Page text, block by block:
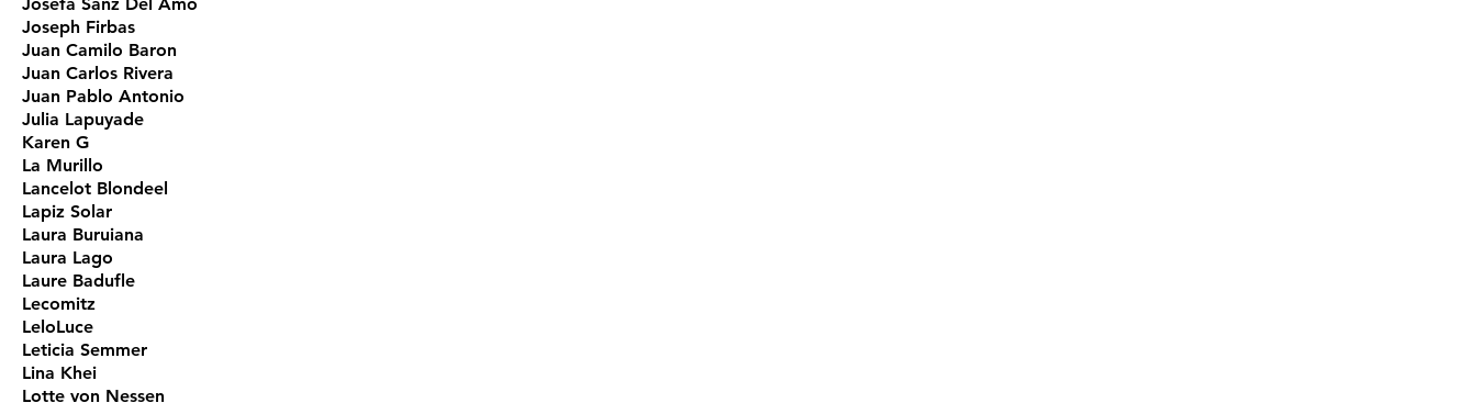
Joseph Firbas
Juan Camilo Baron
Juan Carlos Rivera
Juan Pablo Antonio
Julia Lapuyade
Karen G
La Murillo
Lancelot Blondeel
Lapiz Solar
Laura Buruiana
Laura Lago
Laure Badufle
Lecomitz
LeloLuce
Leticia Semmer
Lina Khei
Lotte von Nessen